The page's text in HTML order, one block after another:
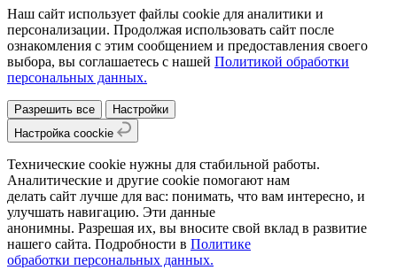
Наш сайт использует файлы cookie для аналитики и
персонализации. Продолжая использовать сайт после
ознакомления с этим сообщением и предоставления своего
выбора, вы соглашаетесь с нашей Политикой обработки
персональных данных.
Разрешить все
Настройки
Настройка coockie
Технические cookie нужны для стабильной работы.
Аналитические и другие cookie помогают нам
делать сайт лучше для вас: понимать, что вам интересно, и
улучшать навигацию. Эти данные
анонимны. Разрешая их, вы вносите свой вклад в развитие
нашего сайта. Подробности в Политике
обработки персональных данных.